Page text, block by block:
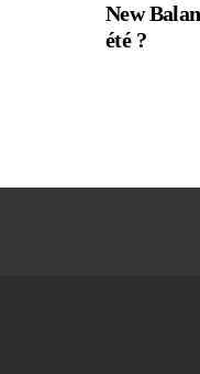
New
été ?